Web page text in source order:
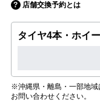
店舗交換予約とは
タイヤ4本・ホイ
※沖縄県・離島・一部地域
お問い合わせください。